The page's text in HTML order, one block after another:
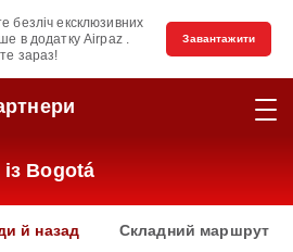
безліч ексклюзивних
в додатку Airpaz .
зараз!
Завантажити
Bogotá
й назад Складний маршрут